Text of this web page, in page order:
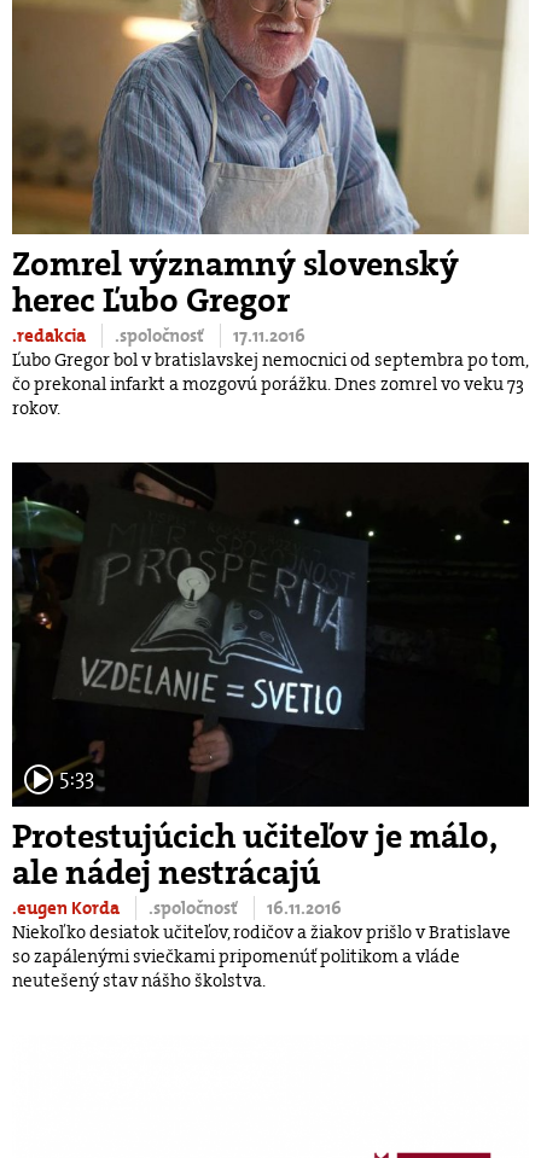
Zomrel významný slovenský
herec Ľubo Gregor
.redakcia .spoločnosť
17.11.2016
Ľubo Gregor bol v bratislavskej nemocnici od septembra po tom,
čo prekonal infarkt a mozgovú porážku. Dnes zomrel vo veku 73
rokov.
5:33
Protestujúcich učiteľov je málo,
ale nádej nestrácajú
.eugen Korda .spoločnosť
16.11.2016
Niekoľko desiatok učiteľov, rodičov a žiakov prišlo v Bratislave
so zapálenými sviečkami pripomenúť politikom a vláde
neutešený stav nášho školstva.